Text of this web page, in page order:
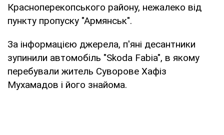
Красноперекопського району, нежалеко від
пункту пропуску "Армянськ".
За інформацією джерела, п'яні десантники
зупинили автомобіль "Skoda Fabia", в якому
перебували житель Суворове Хафіз
Мухамадов і його знайома.